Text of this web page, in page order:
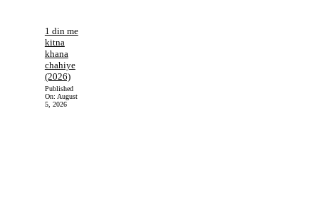
1 din me
kitna
khana
chahiye
(2026)
Published
On: August
5, 2026